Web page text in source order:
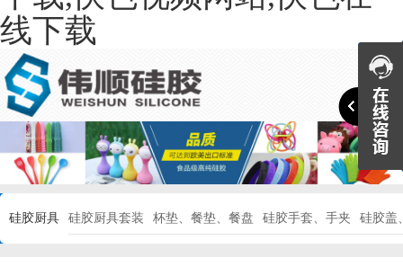
线下载

硅胶厨具 硅胶厨具套装 杯垫、餐垫、餐盘 硅胶手套、手夹 硅胶盖